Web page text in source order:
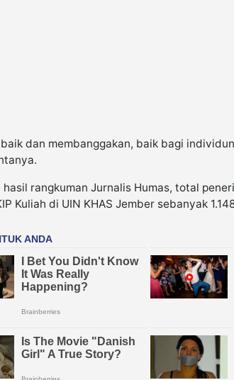
dan membanggakan, baik bagi
hasil rangkuman Jurnalis Humas, total
Kuliah di UIN KHAS Jember sebanyak